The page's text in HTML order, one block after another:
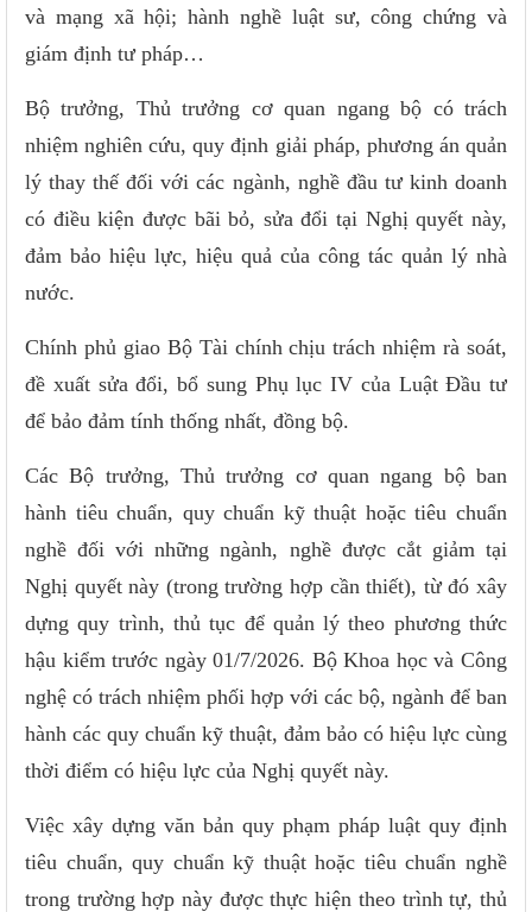
và mạng xã hội; hành nghề luật sư, công chứng và
giám định tư pháp…
Bộ trưởng, Thủ trưởng cơ quan ngang bộ có trách
nhiệm nghiên cứu, quy định giải pháp, phương án quản
lý thay thế đối với các ngành, nghề đầu tư kinh doanh
có điều kiện được bãi bỏ, sửa đổi tại Nghị quyết này,
đảm bảo hiệu lực, hiệu quả của công tác quản lý nhà
nước.
Chính phủ giao Bộ Tài chính chịu trách nhiệm rà soát,
đề xuất sửa đổi, bổ sung Phụ lục IV của Luật Đầu tư
để bảo đảm tính thống nhất, đồng bộ.
Các Bộ trưởng, Thủ trưởng cơ quan ngang bộ ban
hành tiêu chuẩn, quy chuẩn kỹ thuật hoặc tiêu chuẩn
nghề đối với những ngành, nghề được cắt giảm tại
Nghị quyết này (trong trường hợp cần thiết), từ đó xây
dựng quy trình, thủ tục để quản lý theo phương thức
hậu kiểm trước ngày 01/7/2026. Bộ Khoa học và Công
nghệ có trách nhiệm phối hợp với các bộ, ngành để ban
hành các quy chuẩn kỹ thuật, đảm bảo có hiệu lực cùng
thời điểm có hiệu lực của Nghị quyết này.
Việc xây dựng văn bản quy phạm pháp luật quy định
tiêu chuẩn, quy chuẩn kỹ thuật hoặc tiêu chuẩn nghề
trong trường hợp này được thực hiện theo trình tự, thủ